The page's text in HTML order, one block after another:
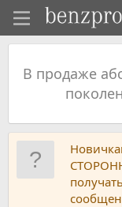
В продаже